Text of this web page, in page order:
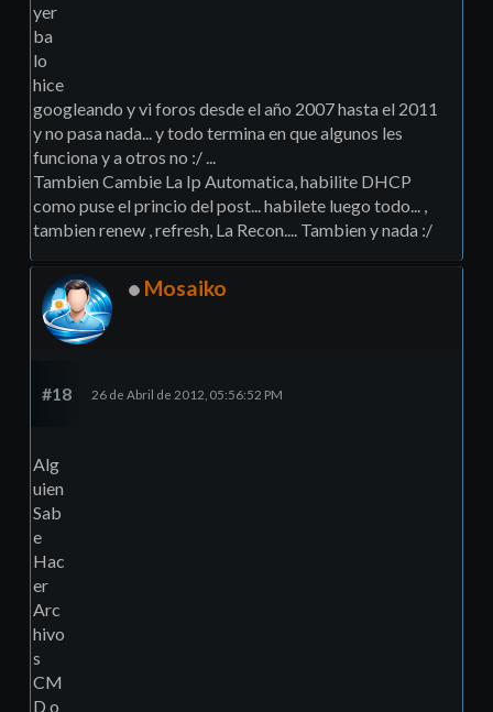
yer
ba
lo
hice
googleando y vi foros desde el año 2007 hasta el 2011
y no pasa nada... y todo termina en que algunos les
funciona y a otros no :/ ...
Tambien Cambie La Ip Automatica, habilite DHCP
como puse el princio del post... habilete luego todo... ,
tambien renew , refresh, La Recon.... Tambien y nada :/
Mosaiko
#18 26 de Abril de 2012, 05:56:52 PM
Alg
uien
Sab
e
Hac
er
Arc
hivo
s
CM
D o